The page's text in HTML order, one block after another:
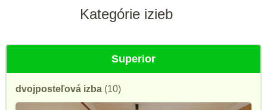
Kategórie izieb
Superior
dvojposteľová izba (10)